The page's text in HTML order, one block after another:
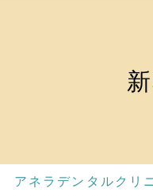
アネラデンタルクリ